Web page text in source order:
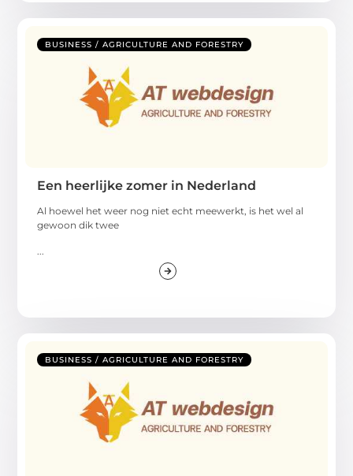
BUSINESS / AGRICULTURE AND FORESTRY
Een heerlijke zomer in Nederland
Al hoewel het weer nog niet echt meewerkt, is het wel al
gewoon dik twee
BUSINESS / AGRICULTURE AND FORESTRY